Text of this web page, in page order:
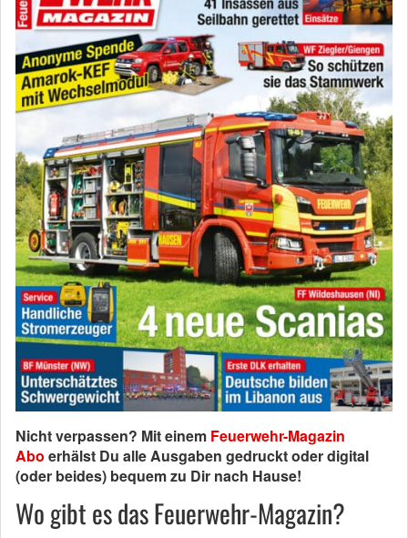
Nicht verpassen? Mit einem Feuerwehr-Magazin
Abo erhälst Du alle Ausgaben gedruckt oder digital
(oder beides) bequem zu Dir nach Hause!
Wo gibt es das Feuerwehr-Magazin?